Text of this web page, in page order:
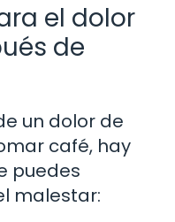
el dolor
de
un dolor de
café, hay
puedes
malestar: